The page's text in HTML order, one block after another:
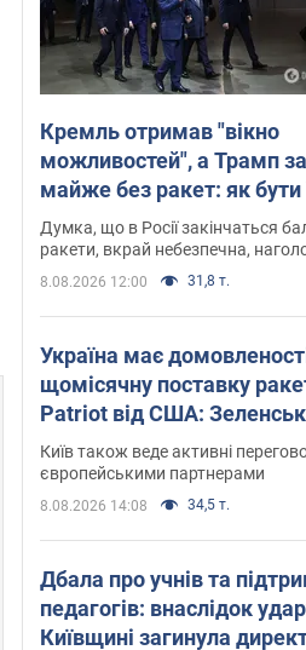
Кремль отримав "вікно
можливостей", а Трамп
майже без ракет: як бути
Інтерв’ю з Мельником
Думка, що в Росії закінчаться
ракети, вкрай небезпечна,
8.08.2026 12:00 31,8 т.
Україна має
щомісячну поставку
Patriot від США:
розкрив подробиці
Київ також веде активні
європейськими партнерами
8.08.2026 14:08 34,5 т.
Дбала про учнів та
педагогів: внаслідок
Київщині загинула